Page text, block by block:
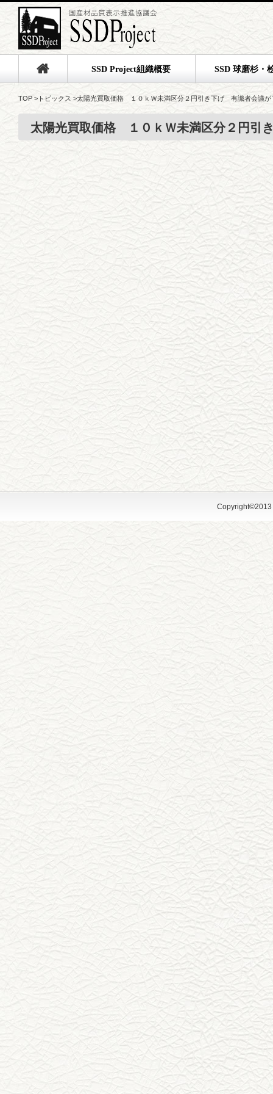
SSD Project組織概要 SSD 球磨杉・
TOP > トピックス >太陽光買取価格 １０ｋＷ未満区分２円引き下げ 有識者会議が
太陽光買取価格 １０ｋＷ未満区分２円引
Copyright©2013